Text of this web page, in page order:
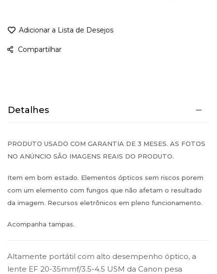
Adicionar a Lista de Desejos
Compartilhar
Detalhes
PRODUTO USADO COM GARANTIA DE 3 MESES. AS FOTOS
NO ANÚNCIO SÃO IMAGENS REAIS DO PRODUTO.
Item em bom estado. Elementos ópticos sem riscos porem
com um elemento com fungos que não afetam o resultado
da imagem. Recursos eletrônicos em pleno funcionamento.
Acompanha tampas.
Altamente portátil com alto desempenho óptico, a
lente EF 20-35mmf/3.5-4.5 USM da Canon pesa